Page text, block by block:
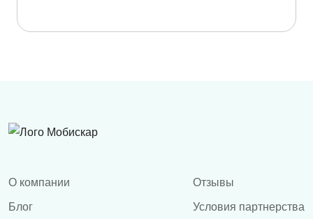
О компании
Блог
Отзывы
Условия партнерства